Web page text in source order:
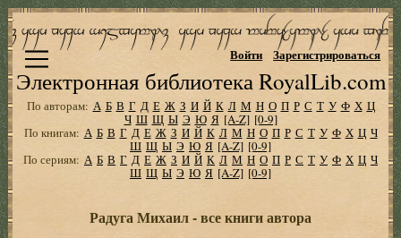
Электронная библиотека RoyalLib.com
Войти Зарегистрироваться
По авторам: А Б В Г Д Е Ж З И Й К Л М Н О П Р С Т У Ф Х Ц
Ч Ш Щ Ы Э Ю Я [A-Z] [0-9]
По книгам: А Б В Г Д Е Ж З И Й К Л М Н О П Р С Т У Ф Х Ц Ч
Ш Щ Ы Э Ю Я [A-Z] [0-9]
По сериям: А Б В Г Д Е Ж З И Й К Л М Н О П Р С Т У Ф Х Ц Ч
Ш Щ Ы Э Ю Я [A-Z] [0-9]
Радуга Михаил - все книги автора